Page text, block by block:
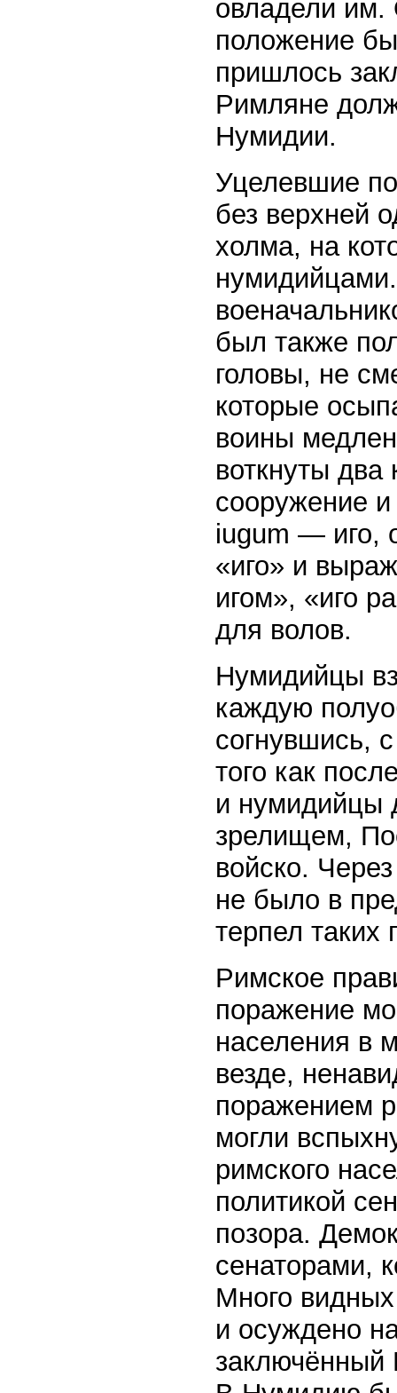
овладели
положение
пришлось
Римляне
Нумидии.
Уцелевшие
без верхней
холма, на
был также
головы, не
которые
воины
воткнуты два
сооружение
iugum — иго,
«иго» и
игом», «иго
для волов.
Нумидийцы
каждую
согнувшись,
того как
и нумидийцы
зрелищем,
войско.
не было в
терпел
Римское
поражение
населения в
везде,
поражением
могли
римского
политикой
позора.
сенаторами,
Много
и осуждено
заключённый